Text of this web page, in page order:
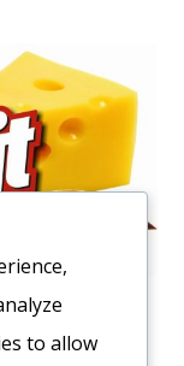
Üveges
to allow